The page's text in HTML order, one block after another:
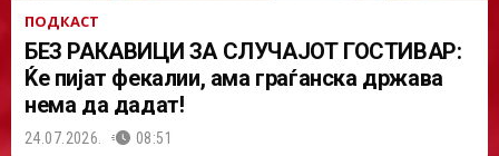
ПОДКАСТ
БЕЗ РАКАВИЦИ ЗА СЛУЧАЈОТ ГОСТИВАР:
Ќе пијат фекалии, ама граѓанска држава
нема да дадат!
24.07.2026. 08:51